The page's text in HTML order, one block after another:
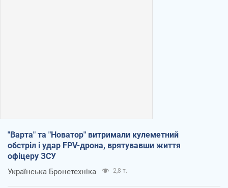
"Варта" та "Новатор" витримали кулеметний
обстріл і удар FPV-дрона, врятувавши життя
офіцеру ЗСУ
Українська Бронетехніка 2,8 т.